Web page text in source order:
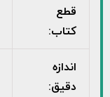
قطع
کتاب:
اندازه
دقیق: